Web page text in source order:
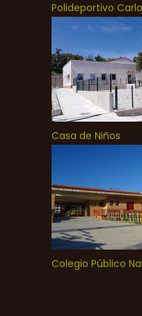
Polideportivo
Casa de Niños
Colegio Público